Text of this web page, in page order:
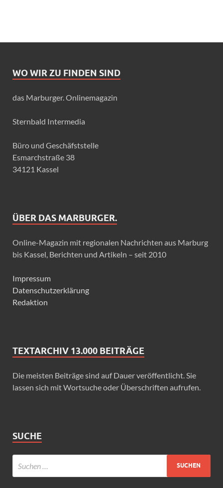
WO WIR ZU FINDEN SIND
das Marburger. Onlinemagazin
Sternbald Intermedia
Büro und Geschäfststelle
Esmarchstraße 38
34121 Kassel
ÜBER DAS MARBURGER.
Online-Magazin mit regionalen Nachrichten aus Marburg
bis Kassel, Berichten und Artikeln – seit 2010
Impressum
Datenschutzerklärung
Redaktion
TEXTARCHIV 13.000 BEITRÄGE
Die meisten Beiträge sind auf Dauer veröffentlicht. Sie
lassen sich mit Wortsuche oder Überschriften aufrufen.
SUCHE